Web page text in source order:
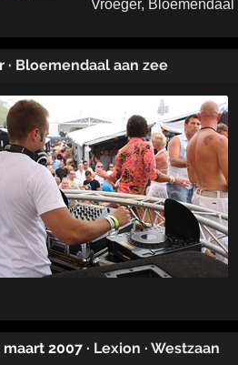
· Bloemendaal aan zee
maart 2007 · Lexion · Westzaan